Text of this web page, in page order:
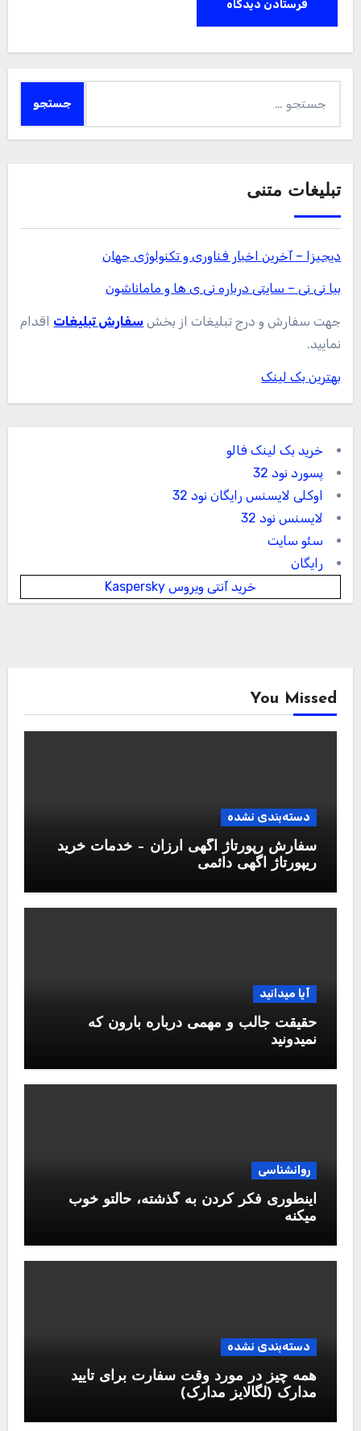
برای:
تبلیغات متنی
دیجیزا – آخرین اخبار فناوری و تکنولوژی جهان
بیا نی نی – سایتی درباره نی ی ها و ماماناشون
جهت سفارش و درج تبلیغات از بخش سفارش تبلیغات اقدام
نمایید.
بهترین بک لینک
خرید بک لینک فالو
پسورد نود 32
اوکلی لایسنس رایگان نود 32
لایسنس نود 32
سئو سایت
رایگان
خرید آنتی ویروس Kaspersky
You Missed
دسته‌بندی نشده
سفارش رپورتاژ آگهی ارزان – خدمات خرید
ریپورتاژ اگهی دائمی
آیا میدانید
حقیقت جالب و مهمی درباره بارون که
نمیدونید
روانشناسی
اینطوری فکر کردن به گذشته، حالتو خوب
میکنه
دسته‌بندی نشده
همه چیز در مورد وقت سفارت برای تایید
مدارک (لگالایز مدارک)